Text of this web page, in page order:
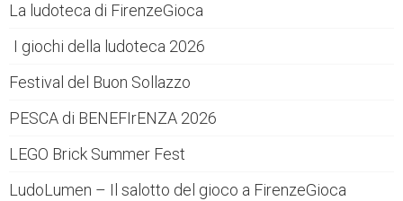
La ludoteca di FirenzeGioca
I giochi della ludoteca 2026
Festival del Buon Sollazzo
PESCA di BENEFIrENZA 2026
LEGO Brick Summer Fest
LudoLumen – Il salotto del gioco a FirenzeGioca